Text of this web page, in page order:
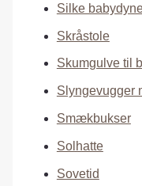
Silke
Skråstole
Skumgulve til
Slyngevugger
Smækbukser
Solhatte
Sovetid